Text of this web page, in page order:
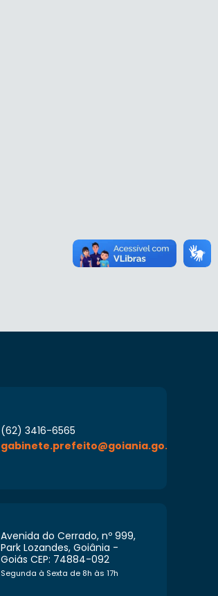
(62) 3416-6565
gabinete.prefeito@goiania.go.gov.br
Avenida do Cerrado, nº 999,
Park Lozandes, Goiânia -
Goiás CEP: 74884-092
Segunda à Sexta de 8h às 17h